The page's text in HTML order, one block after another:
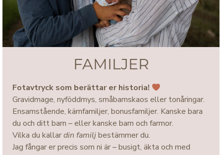
FAMILJER
Fotavtryck som berättar er historia!
Gravidmage, nyföddmys, småbarnskaos eller tonåringar.
Ensamstående, kärnfamiljer, bonusfamiljer. Kanske bara
du och ditt barn – eller kanske barn och farmor.
Vilka du kallardin familjbestämmer du.
Jag fångar er precis som ni är – busigt, äkta och med